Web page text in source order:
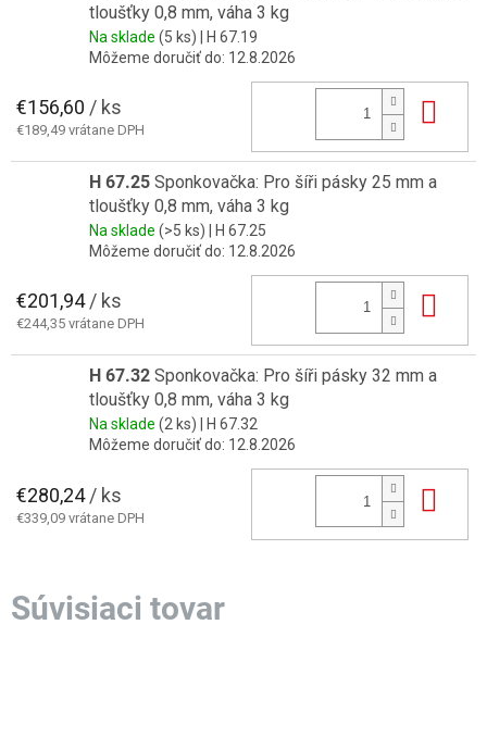
tloušťky 0,8 mm, váha 3 kg
Na sklade (5 ks) | H 67.19
Môžeme doručiť do: 12.8.2026
€156,60 / ks
€189,49 vrátane DPH
H 67.25 Sponkovačka: Pro šíři pásky 25 mm a
tloušťky 0,8 mm, váha 3 kg
Na sklade (>5 ks) | H 67.25
Môžeme doručiť do: 12.8.2026
€201,94/ ks
€244,35 vrátane DPH
H 67.32 Sponkovačka: Pro šíři pásky 32 mm a
tloušťky 0,8 mm, váha 3 kg
Na sklade (2 ks) | H 67.32
Môžeme doručiť do: 12.8.2026
€280,24/ ks
€339,09 vrátane DPH